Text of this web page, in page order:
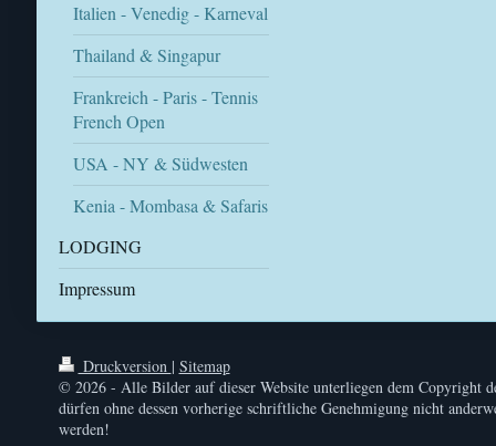
Italien - Venedig - Karneval
Thailand & Singapur
Frankreich - Paris - Tennis
French Open
USA - NY & Südwesten
Kenia - Mombasa & Safaris
LODGING
Impressum
Druckversion | Sitemap
© 2026 - Alle Bilder auf dieser Website unterliegen dem Copyright
dürfen ohne dessen vorherige schriftliche Genehmigung nicht
werden!